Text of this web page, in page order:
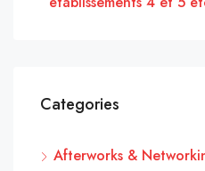
Categories
Afterworks &